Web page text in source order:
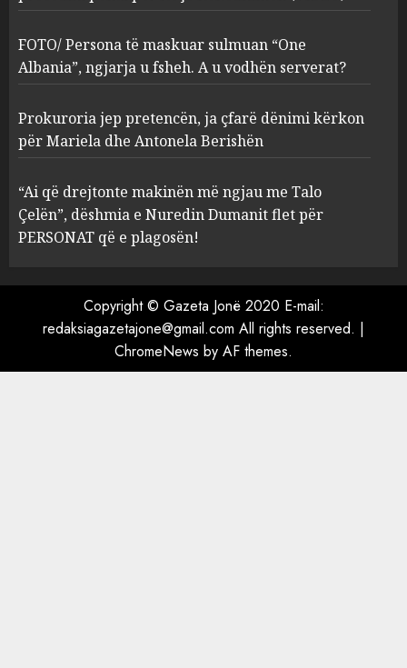
3
sulmuan “One Albania”,
ngjarja u fsheh. A u vodhën
serverat?
MARCH 25, 2025
4
Prokuroria jep pretencën, ja
çfarë dënimi kërkon për
Berishën
MARCH 25, 2025
ngjau me Talo Çelën”,
dëshmia e Nuredin Dumanit
flet për PERSONAT që e
plagosën!
FOTO/ Persona të maskuar sulmuan “One
Albania”, ngjarja u fsheh. A u vodhën serverat?
Prokuroria jep pretencën, ja çfarë dënimi kërkon
për Mariela dhe Antonela Berishën
“Ai që drejtonte makinën më ngjau me Talo
Çelën”, dëshmia e Nuredin Dumanit flet për
PERSONAT që e plagosën!
Copyright © Gazeta Jonë 2020 E-mail:
redaksiagazetajone@gmail.com All rights reserved. |
ChromeNews by AF themes.